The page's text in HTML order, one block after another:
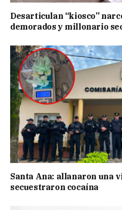
Desarticulan “kiosco”
demorados y millonario
Santa Ana: allanaron una
secuestraron cocaína